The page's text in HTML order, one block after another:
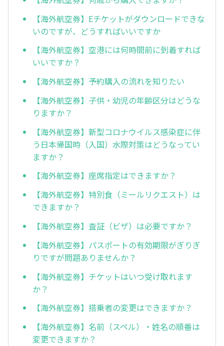
【海外航空券】Eチケットがダウンロードできな
いのですが、どうすればいいですか
【海外航空券】空港には何時間前に到着すれば
いいですか？
【海外航空券】予約購入の流れを知りたい
【海外航空券】子供・幼児の年齢区分はどうな
りますか？
【海外航空券】新型コロナウイルス感染症に伴
う日本帰国時（入国）水際対策はどうなってい
ますか？
【海外航空券】座席指定はできますか？
【海外航空券】特別食（ミールリクエスト）は
できますか？
【海外航空券】査証（ビザ）は必要ですか？
【海外航空券】パスポートの有効期限がぎりぎ
りですが問題ありませんか？
【海外航空券】チケットはいつ受け取れます
か？
【海外航空券】搭乗者の変更はできますか？
【海外航空券】名前（スペル）・姓名の順番は
変更できますか？